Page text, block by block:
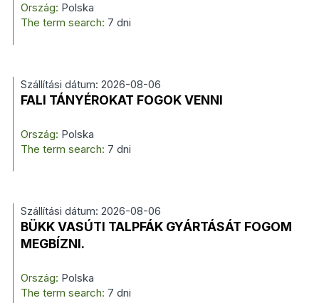
Ország: Polska
The term search: 7 dni
Szállítási dátum: 2026-08-06
FALI TÁNYÉROKAT FOGOK VENNI
Ország: Polska
The term search: 7 dni
Szállítási dátum: 2026-08-06
BÜKK VASÚTI TALPFÁK GYÁRTÁSÁT FOGOM
MEGBÍZNI.
Ország: Polska
The term search: 7 dni